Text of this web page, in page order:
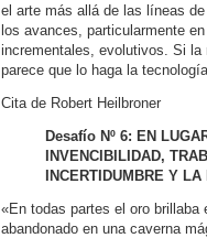
el arte más allá de las líneas
los avances, particularmente
incrementales, evolutivos. Si
parece que lo haga la
Cita de Robert Heilbroner
Desafío Nº 6: EN
INVENCIBILIDAD,
INCERTIDUMBRE Y
«En todas partes el oro brillaba
abandonado en una caverna